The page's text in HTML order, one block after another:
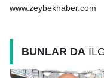
Altuntaş, sporcuları
www.zeybekhaber.com
BUNLAR DA